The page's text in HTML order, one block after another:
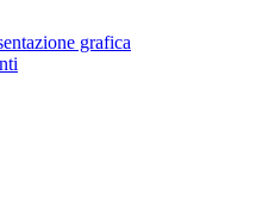
grafica